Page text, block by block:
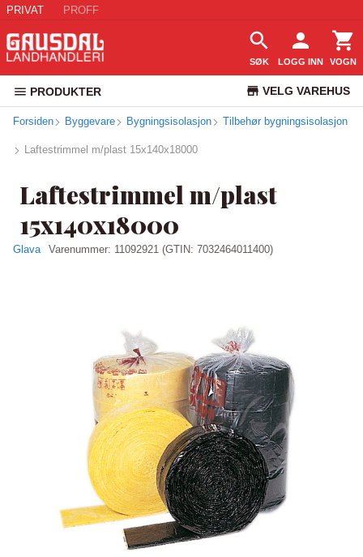
PRIVAT PROFF
SØK LOGG INN VOGN
PRODUKTER VELG VAREHUS
KUNDESERVICE
Forsiden Byggevare Bygningsisolasjon Tilbehør bygningsisolasjon
Laftestrimmel m/plast 15x140x18000
Laftestrimmel m/plast
15x140x18000
Glava Varenummer: 11092921 (GTIN: 7032464011400)